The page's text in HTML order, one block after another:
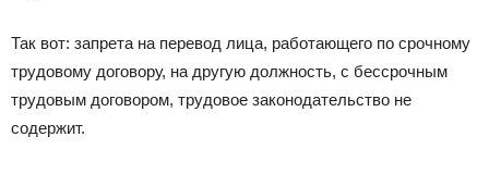
Так вот: запрета на перевод лица, работающего по срочному
трудовому договору, на другую должность, с бессрочным
трудовым договором, трудовое законодательство не
содержит.